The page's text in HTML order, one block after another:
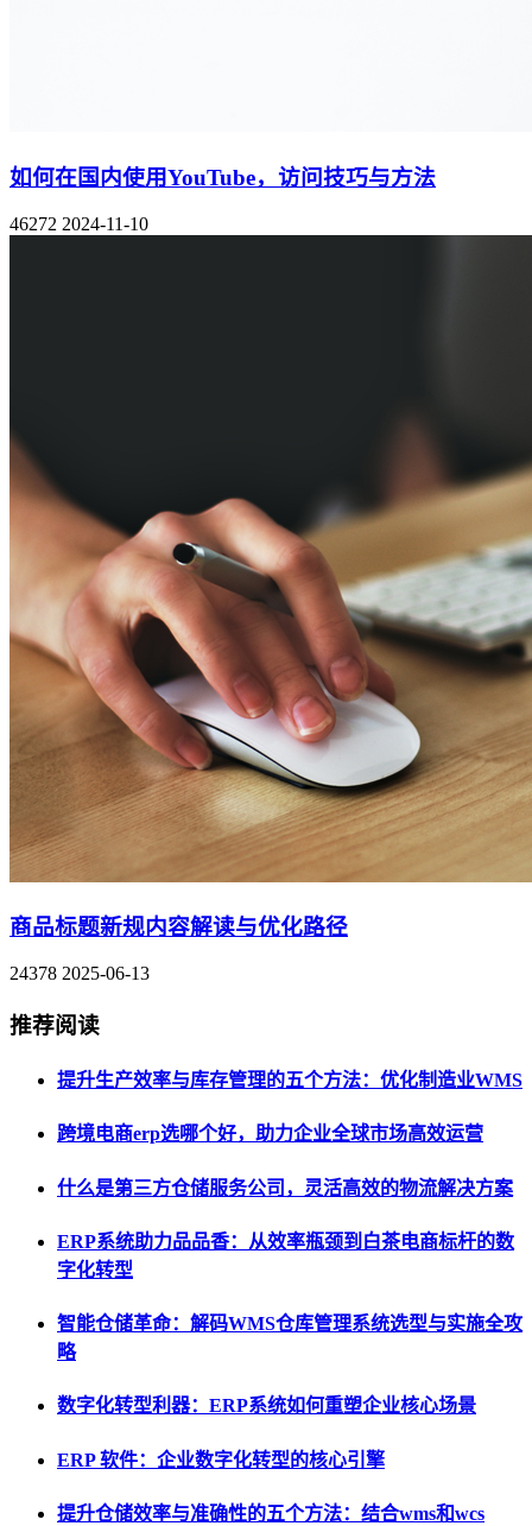
如何在国内使用YouTube，访问技巧与方法
46272 2024-11-10
商品标题新规内容解读与优化路径
24378 2025-06-13
推荐阅读
提升生产效率与库存管理的五个方法：优化制造业WMS
跨境电商erp选哪个好，助力企业全球市场高效运营
什么是第三方仓储服务公司，灵活高效的物流解决方案
ERP系统助力品品香：从效率瓶颈到白茶电商标杆的数
字化转型
智能仓储革命：解码WMS仓库管理系统选型与实施全攻
略
数字化转型利器：ERP系统如何重塑企业核心场景
ERP 软件：企业数字化转型的核心引擎
提升仓储效率与准确性的五个方法：结合wms和wcs